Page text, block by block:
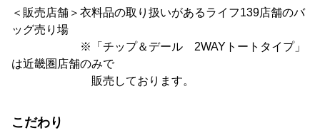
＜販売店舗＞衣料品の取り扱いがあるライフ139店舗のバ
ッグ売り場
※「チップ＆デール 2WAYトートタイプ」
は近畿圏店舗のみで
販売しております。
こだわり